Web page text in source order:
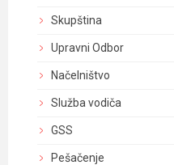
Skupština
Upravni Odbor
Načelništvo
Služba vodiča
GSS
Pešačenje